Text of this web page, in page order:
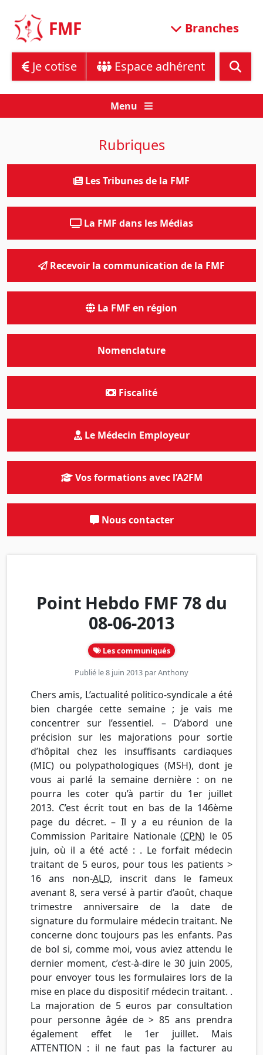
content
FMF Branches
Je cotise Espace adhérent
Menu
Point Hebdo FMF 78 du
08-06-2013
Les communiqués
Publié le 8 juin 2013 parAnthony
Chers amis, L’actualité politico-syndicale a été
bien chargée cette semaine ; je vais me
concentrer sur l’essentiel. – D’abord une
précision sur les majorations pour sortie
d’hôpital chez les insuffisants cardiaques
(MIC) ou polypathologiques (MSH), dont je
vous ai parlé la semaine dernière : on ne
pourra les coter qu’à partir du 1er juillet
2013. C’est écrit tout en bas de la 146ème
page du décret. – Il y a eu réunion de la
Commission Paritaire Nationale (CPN) le 05
juin, où il a été acté : . Le forfait médecin
traitant de 5 euros, pour tous les patients >
16 ans non-ALD, inscrit dans le fameux
avenant 8, sera versé à partir d’août, chaque
trimestre anniversaire de la date de
signature du formulaire médecin traitant. Ne
concerne donc toujours pas les enfants. Pas
de bol si, comme moi, vous aviez attendu le
dernier moment, c’est-à-dire le 30 juin 2005,
pour envoyer tous les formulaires lors de la
mise en place du dispositif médecin traitant. .
La majoration de 5 euros par consultation
pour personne âgée de > 85 ans prendra
également effet le 1er juillet. Mais
ATTENTION : il ne faut pas la facturer au
Rubriques
Les Tribunes de la FMF
La FMF dans les Médias
Recevoir la communication de la FMF
La FMF en région
Nomenclature
Fiscalité
Le Médecin Employeur
Vos formations avec l’A2FM
Nous contacter